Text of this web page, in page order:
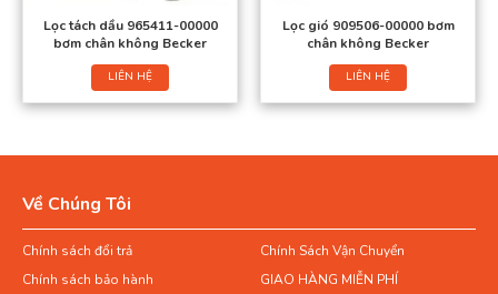
Lọc tách dầu 965411-00000
bơm chân không Becker
LIÊN HỆ
Lọc gió 909506-00000 bơm
chân không Becker
LIÊN HỆ
Về Chúng Tôi
Chính sách đổi trả
Chính Sách Vận Chuyển
Chính sách bảo hành
GIAO HÀNG MIỄN PHÍ